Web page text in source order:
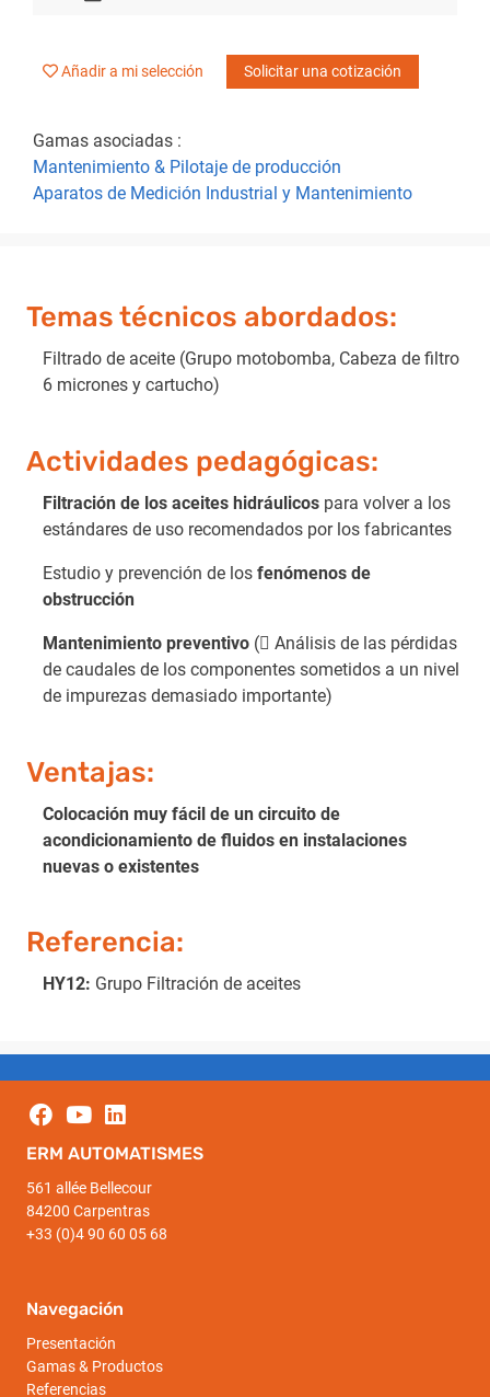
Añadir a mi selección Solicitar una cotización
Gamas asociadas :
Mantenimiento & Pilotaje de producción
Aparatos de Medición Industrial y Mantenimiento
Temas técnicos abordados:
Filtrado de aceite (Grupo motobomba, Cabeza de filtro
6 micrones y cartucho)
Actividades pedagógicas:
Filtración de los aceites hidráulicos para volver a los
estándares de uso recomendados por los fabricantes
Estudio y prevención de los fenómenos de
obstrucción
Mantenimiento preventivo ( Análisis de las pérdidas
de caudales de los componentes sometidos a un nivel
de impurezas demasiado importante)
Ventajas:
Colocación muy fácil de un circuito de
acondicionamiento de fluidos en instalaciones
nuevas o existentes
Referencia:
HY12: Grupo Filtración de aceites
ERM AUTOMATISMES
561 allée Bellecour
84200 Carpentras
+33 (0)4 90 60 05 68
Navegación
Presentación
Gamas & Productos
Referencias